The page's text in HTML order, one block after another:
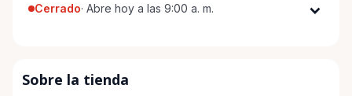
Cerrado· Abre hoy a las 9:00 a. m.
Miércoles
Sobre la tienda